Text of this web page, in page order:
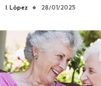
I. López 28/01/2025